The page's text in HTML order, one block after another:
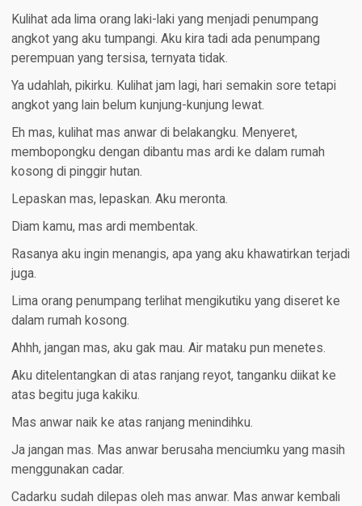
Kulihat ada lima orang laki-laki yang menjadi penumpang
angkot yang aku tumpangi. Aku kira tadi ada penumpang
perempuan yang tersisa, ternyata tidak.
Ya udahlah, pikirku. Kulihat jam lagi, hari semakin sore tetapi
angkot yang lain belum kunjung-kunjung lewat.
Eh mas, kulihat mas anwar di belakangku. Menyeret,
membopongku dengan dibantu mas ardi ke dalam rumah
kosong di pinggir hutan.
Lepaskan mas, lepaskan. Aku meronta.
Diam kamu, mas ardi membentak.
Rasanya aku ingin menangis, apa yang aku khawatirkan terjadi
juga.
Lima orang penumpang terlihat mengikutiku yang diseret ke
dalam rumah kosong.
Ahhh, jangan mas, aku gak mau. Air mataku pun menetes.
Aku ditelentangkan di atas ranjang reyot, tanganku diikat ke
atas begitu juga kakiku.
Mas anwar naik ke atas ranjang menindihku.
Ja jangan mas. Mas anwar berusaha menciumku yang masih
menggunakan cadar.
Cadarku sudah dilepas oleh mas anwar. Mas anwar kembali